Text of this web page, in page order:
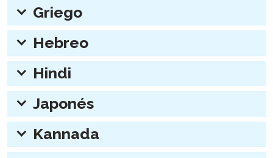
expander:
Griego
expander:
Hebreo
expander:
Hindi
expander:
Japonés
expander:
Kannada